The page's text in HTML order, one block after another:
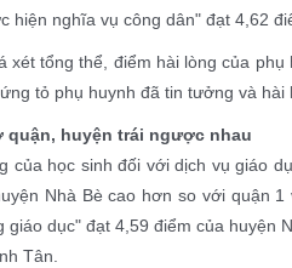
nghĩa vụ công dân" đạt 4,62
tổng thể, điểm hài lòng của
tỏ phụ huynh đã tin tưởng và hài
huyện trái ngược nhau
của học sinh đối với dịch vụ giáo
Nhà Bè cao hơn so với quận
dục" đạt 4,59 điểm của huyện
Tân.